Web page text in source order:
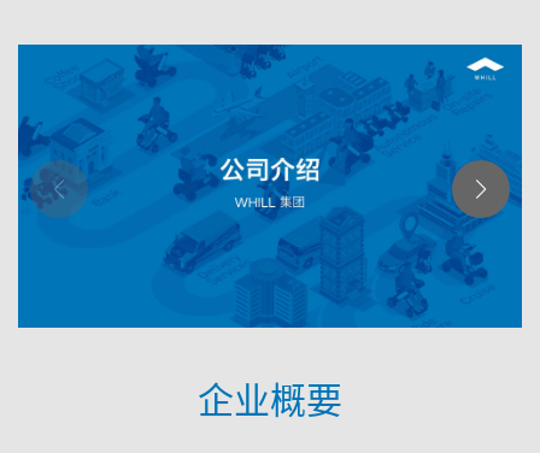
企业概要